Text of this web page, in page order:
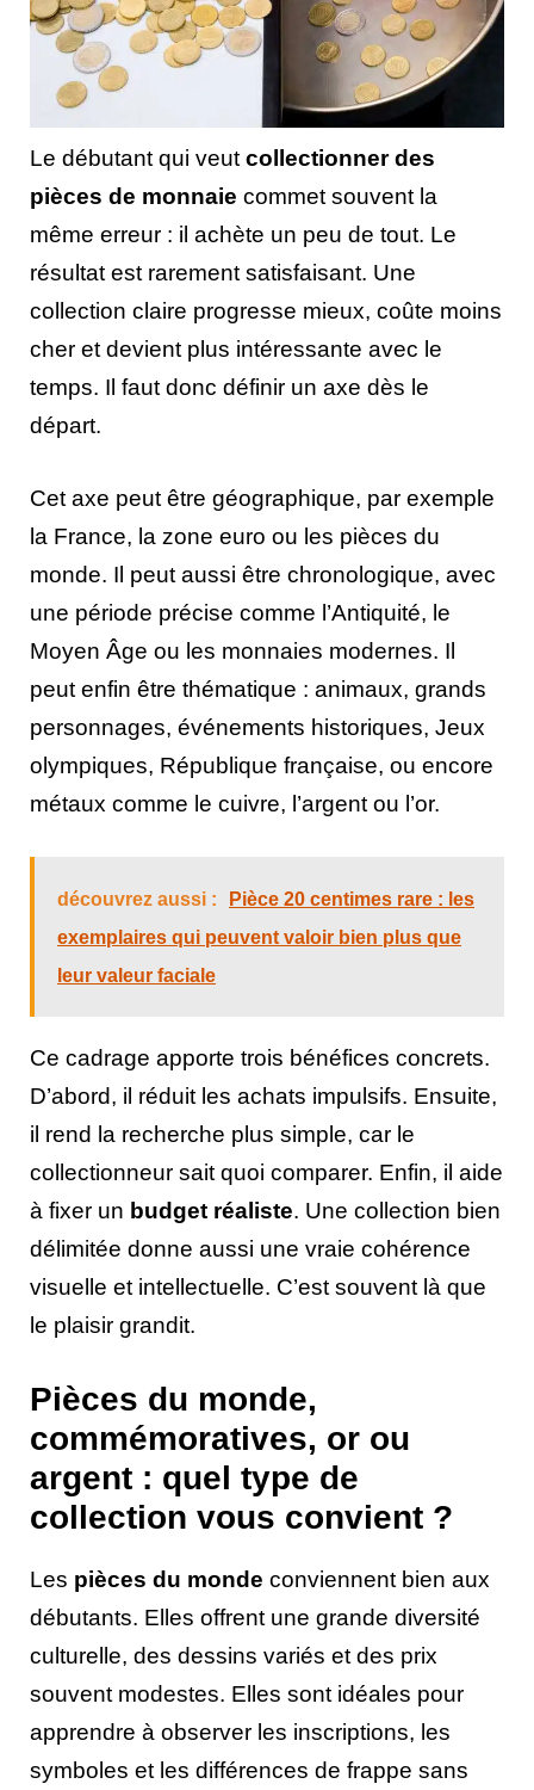
Le débutant qui veutcollectionner des
pièces de monnaie commet souvent la
même erreur : il achète un peu de tout. Le
résultat est rarement satisfaisant. Une
collection claire progresse mieux, coûte moins
cher et devient plus intéressante avec le
temps. Il faut donc définir un axe dès le
départ.
Cet axe peut être géographique, par exemple
la France, la zone euro ou les pièces du
monde. Il peut aussi être chronologique, avec
une période précise comme l’Antiquité, le
Moyen Âge ou les monnaies modernes. Il
peut enfin être thématique : animaux, grands
personnages, événements historiques, Jeux
olympiques, République française, ou encore
métaux comme le cuivre, l’argent ou l’or.
découvrez aussi :
Pièce 20 centimes rare : les
exemplaires qui peuvent valoir bien plus que
leur valeur faciale
Ce cadrage apporte trois bénéfices concrets.
D’abord, il réduit les achats impulsifs. Ensuite,
il rend la recherche plus simple, car le
collectionneur sait quoi comparer. Enfin, il aide
à fixer un budget réaliste. Une collection bien
délimitée donne aussi une vraie cohérence
visuelle et intellectuelle. C’est souvent là que
le plaisir grandit.
Pièces du monde,
commémoratives, or ou
argent : quel type de
collection vous convient ?
Les pièces du monde conviennent bien aux
débutants. Elles offrent une grande diversité
culturelle, des dessins variés et des prix
souvent modestes. Elles sont idéales pour
apprendre à observer les inscriptions, les
symboles et les différences de frappe sans